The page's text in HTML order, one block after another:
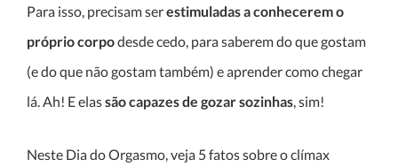
Para isso, precisam serestimuladas a conhecerem o
próprio corpodesde cedo, para saberem do que gostam
(e do que não gostam também) e aprender como chegar
lá. Ah! E elassão capazes de gozar sozinhas, sim!
Neste Dia do Orgasmo, veja 5 fatos sobre o clímax